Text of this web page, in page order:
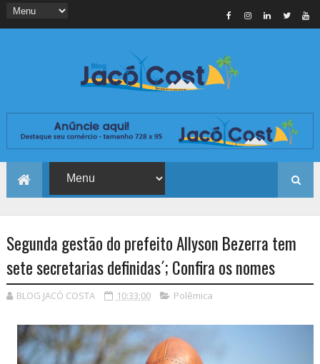
Segunda gestão do prefeito Allyson Bezerra tem
sete secretarias definidas´; Confira os nomes
BLOG JACÓ COSTA 10:33:00 Polêmica